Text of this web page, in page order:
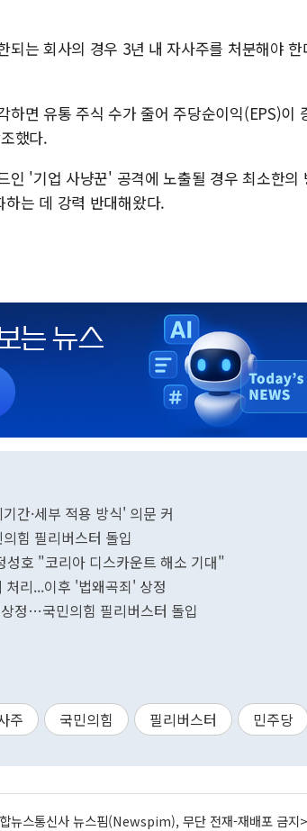
되는 회사의 경우 3년 내 자사주를 처분해야
면 유통 주식 수가 줄어 주당순이익(EPS)이
했다.
인 '기업 사냥꾼' 공격에 노출될 경우 최소한의
는 데 강력 반대해왔다.
간·세부 적용 방식' 의문 커
힘 필리버스터 돌입
호 "코리아 디스카운트 해소 기대"
리...이후 '법왜곡죄' 상정
정…국민의힘 필리버스터 돌입
주 국민의힘 필리버스터 민주당
뉴스통신사 뉴스핌(Newspim), 무단 전재-재배포 금지>